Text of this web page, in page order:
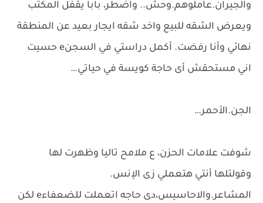
والجيران.عاملوهم.وحش.. واضطر، بابا يقفل المكتب
ويعرض الشقه للبيع واخد شقه ايجار بعيد عن المنطقة
نهائي وأنا رفضت. أكمل دراستي في السجنe حسيت
اني مستحقش أى حاجة كويسة في حياتي…
الجن.الأحمر…
شوفت علامات الحزن، ع ملامح تاليا وظهرت لها
وقولتلها أنتي هتعملي زى الإنس.
المشاعر.والاحاسيس،دى حاجه اتعملت للضعفاءe لكن